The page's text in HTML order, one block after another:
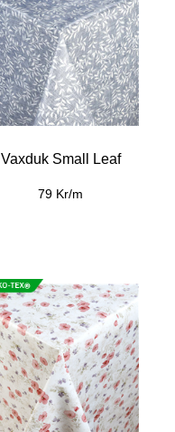
Vaxduk Small Leaf
79 Kr/m